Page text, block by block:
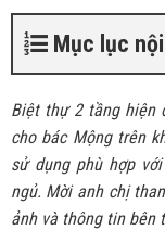
Mục lục
Biệt thự 2 tầng hiện
cho bác Mộng trên
sử dụng phù hợp
ngủ. Mời anh chị
ảnh và thông tin bên